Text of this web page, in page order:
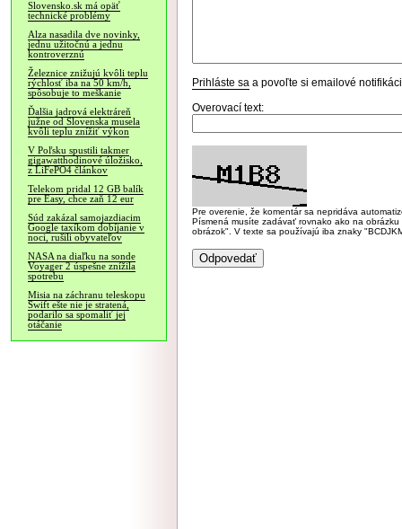
Slovensko.sk má opäť
technické problémy
Alza nasadila dve novinky,
jednu užitočnú a jednu
kontroverznú
Železnice znižujú kvôli teplu
rýchlosť iba na 50 km/h,
spôsobuje to meškanie
Ďalšia jadrová elektráreň
južne od Slovenska musela
kvôli teplu znížiť výkon
V Poľsku spustili takmer
gigawatthodinové úložisko,
z LiFePO4 článkov
Telekom pridal 12 GB balík
pre Easy, chce zaň 12 eur
Súd zakázal samojazdiacim
Google taxíkom dobíjanie v
noci, rušili obyvateľov
NASA na diaľku na sonde
Voyager 2 úspešne znížila
spotrebu
Misia na záchranu teleskopu
Swift ešte nie je stratená,
podarilo sa spomaliť jej
otáčanie
Prihláste sa a povoľte si emailové
Overovací text:
Pre overenie, že komentár sa nepridáva
Písmená musíte zadávať rovnako ako na
obrázok". V texte sa používajú iba znaky